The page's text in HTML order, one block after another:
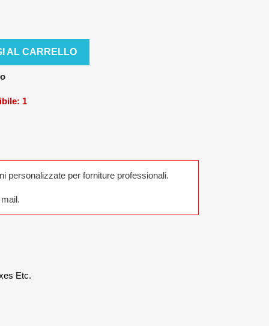
AL CARRELLO
1
personalizzate per forniture professionali.
Etc.